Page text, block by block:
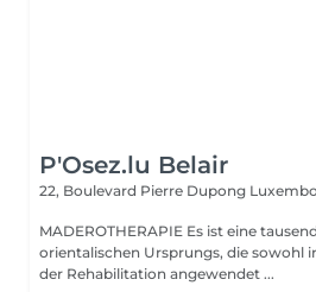
P'Osez.lu Belair
22, Boulevard Pierre Dupong
MADEROTHERAPIE Es ist eine tausend Jahre alte Technik
orientalischen Ursprungs, die sowohl
der Rehabilitation angewendet ...